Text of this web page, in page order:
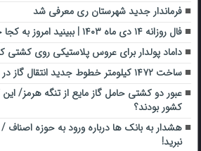
فرماندار جدید شهرستان ری معرفی شد
فال روزانه ۱۴ دی ماه ۱۴۰۳ | ببینید امروز به کجا خواهید رسید!
داماد پولدار برای عروس پلاستیکی روی کشتی
ساخت ۱۴۷۲ کیلومتر خطوط جدید انتقال گاز در دولت سیزدهم
عبور دو کشتی حامل گاز مایع از تنگه هرمز/
کشور بودند؟
هشدار به بانک ها درباره ورود به حوزه اصناف /
نبرید!